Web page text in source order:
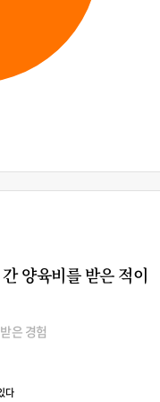
양육비를 받은 적이
은 경험
다